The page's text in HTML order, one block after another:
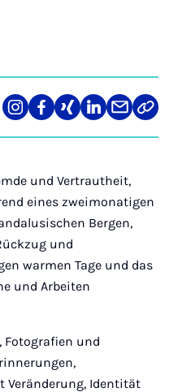
Teilen
auf
Teilen
auf
Teilen
auf
Teilen
auf
Teilen
über
Mail
Link
kopieren
und Vertrautheit,
eines zweimonatigen
Bergen,
und
warmen Tage und das
und Arbeiten
Fotografien und
Veränderung, Identität